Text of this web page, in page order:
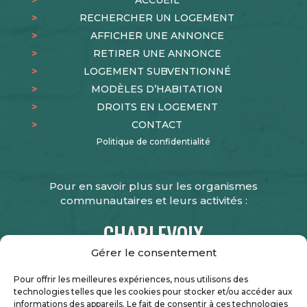
Gérer le consentement
Pour offrir les meilleures expériences, nous utilisons des
technologies telles que les cookies pour stocker et/ou accéder aux
informations des appareils. Le fait de consentir à ces technologies
pour
les
besoins
de
de
Société
RECHERCHER UN LOGEMENT
AFFICHER UNE ANNONCE
RETIRER UNE ANNONCE
LOGEMENT SUBVENTIONNÉ
MODÈLES D’HABITATION
DROITS EN LOGEMENT
CONTACT
Politique de confidentialité
Pour en savoir plus sur les organismes
communautaires et leurs activités :
CHARLEVOIX
SOCIAL